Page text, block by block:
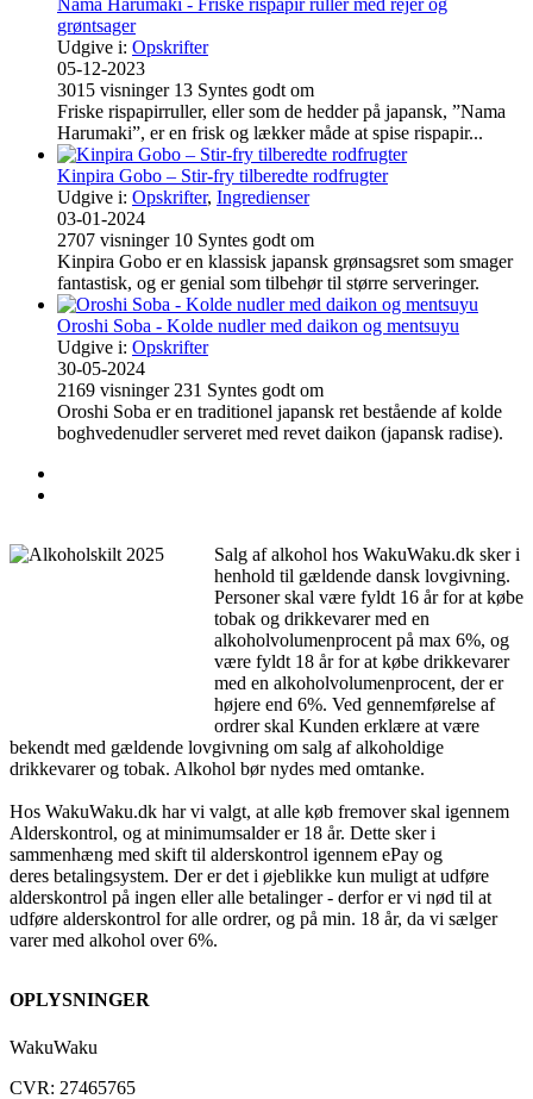
Nama Harumaki - Friske rispapir ruller med rejer og
grøntsager
Udgive i: Opskrifter
05-12-2023
3015 visninger 13 Syntes godt om
Friske rispapirruller, eller som de hedder på japansk, ”Nama
Harumaki”, er en frisk og lækker måde at spise rispapir...
Kinpira Gobo – Stir-fry tilberedte rodfrugter
Udgive i: Opskrifter, Ingredienser
03-01-2024
2707 visninger 10 Syntes godt om
Kinpira Gobo er en klassisk japansk grønsagsret som smager
fantastisk, og er genial som tilbehør til større serveringer.
Oroshi Soba - Kolde nudler med daikon og mentsuyu
Udgive i: Opskrifter
30-05-2024
2169 visninger 231 Syntes godt om
Oroshi Soba er en traditionel japansk ret bestående af kolde
boghvedenudler serveret med revet daikon (japansk radise).
Salg af alkohol hos WakuWaku.dk sker i
henhold til gældende dansk lovgivning.
Personer skal være fyldt 16 år for at købe
tobak og drikkevarer med en
alkoholvolumenprocent på max 6%, og
være fyldt 18 år for at købe drikkevarer
med en alkoholvolumenprocent, der er
højere end 6%. Ved gennemførelse af
ordrer skal Kunden erklære at være
bekendt med gældende lovgivning om salg af alkoholdige
drikkevarer og tobak. Alkohol bør nydes med omtanke.
Hos WakuWaku.dk har vi valgt, at alle køb fremover skal igennem
Alderskontrol, og at minimumsalder er 18 år. Dette sker i
sammenhæng med skift til alderskontrol igennem ePay og
deres betalingsystem. Der er det i øjeblikke kun muligt at udføre
alderskontrol på ingen eller alle betalinger - derfor er vi nød til at
udføre alderskontrol for alle ordrer, og på min. 18 år, da vi sælger
varer med alkohol over 6%.
OPLYSNINGER
WakuWaku
CVR: 27465765